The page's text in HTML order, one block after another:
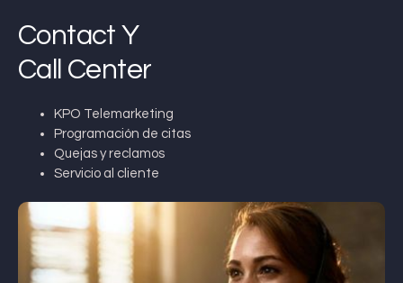
Contact Y
Call Center
KPO Telemarketing
Programación de citas
Quejas y reclamos
Servicio al cliente